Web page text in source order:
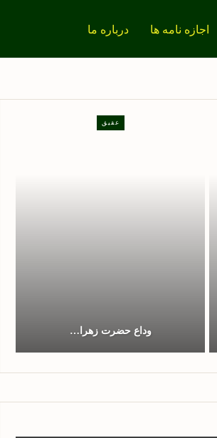
اجازه نامه ها درباره ما
عقیق
وداع حضرت زهرا…